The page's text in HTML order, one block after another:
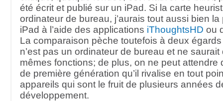
été écrit et publié sur un iPad. Si la carte
ordinateur de bureau, j’aurais tout aussi bien
iPad à l’aide des applications iThoughtsHD ou
La comparaison pèche toutefois à deux
n’est pas un ordinateur de bureau et ne
mêmes fonctions; de plus, on ne peut attendre
de première génération qu’il rivalise en tout
appareils qui sont le fruit de plusieurs années
développement.